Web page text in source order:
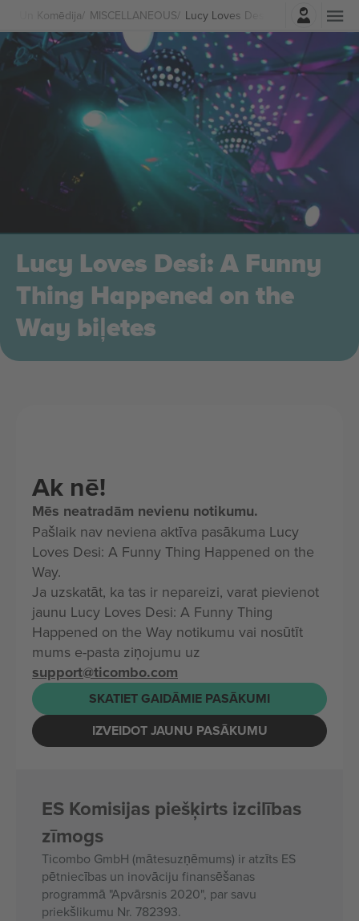
Un Komēdija MISCELLANEOUS Lucy Loves Desi: A Funny Thing
Pierakstīties
Lucy Loves Desi: A Funny
Thing Happened on the
Way biļetes
Ak nē!
Mēs neatradām nevienu notikumu.
Pašlaik nav neviena aktīva pasākuma Lucy
Loves Desi: A Funny Thing Happened on the
Way.
Ja uzskatāt, ka tas ir nepareizi, varat pievienot
jaunu Lucy Loves Desi: A Funny Thing
Happened on the Way notikumu vai nosūtīt
mums e-pasta ziņojumu uz
support@ticombo.com
SKATIET GAIDĀMIE PASĀKUMI
IZVEIDOT JAUNU PASĀKUMU
ES Komisijas piešķirts izcilības
zīmogs
Ticombo GmbH (mātesuzņēmums) ir atzīts ES
pētniecības un inovāciju finansēšanas
programmā "Apvārsnis 2020", par savu
priekšlikumu Nr. 782393.